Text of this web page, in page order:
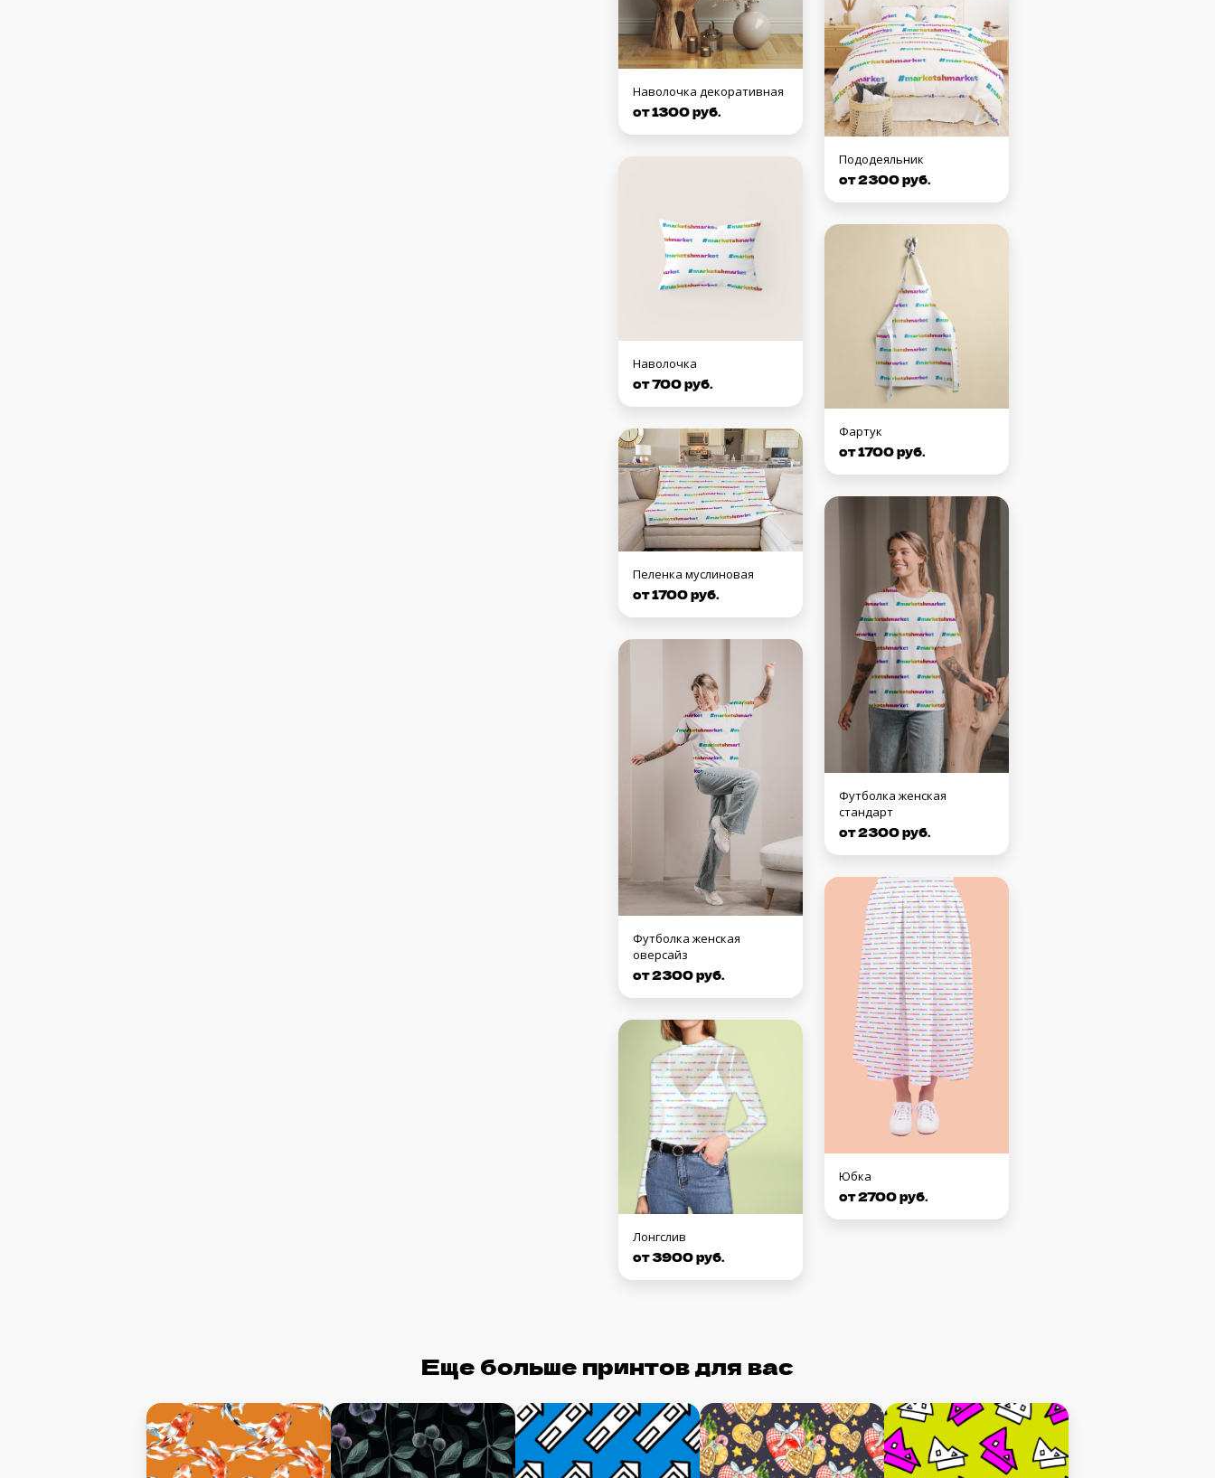
Наволочка декоративная
от 1300 руб.
Наволочка
от 700 руб.
Пеленка муслиновая
от 1700 руб.
Футболка женская
оверсайз
от 2300 руб.
Лонгслив
от 3900 руб.
Пододеяльник
от 2300 руб.
Фартук
от 1700 руб.
Футболка женская
стандарт
от 2300 руб.
Юбка
от 2700 руб.
Еще больше принтов для вас